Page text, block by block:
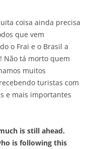
coisa ainda precisa
que vem
o Frai e o Brasil a
Não tá morto quem
muitos
turistas com
e mais importantes
is still ahead.
is following this